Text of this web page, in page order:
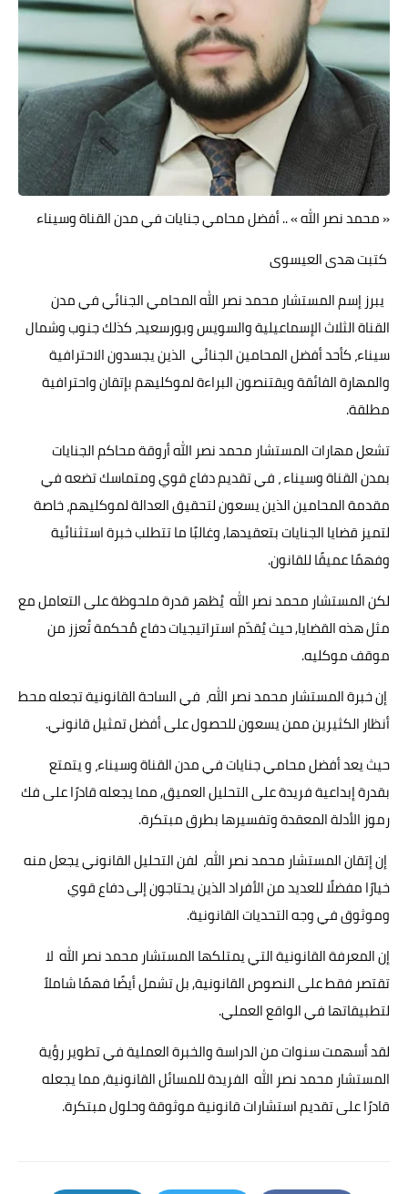
حوادث وقضايا
خدمات
الصحه والجمال
فن المطبخ
مقالات
« محمد نصر الله » .. أفضل محامي جنايات في مدن القناة وسيناء
كتبت هدى العيسوى
يبرز إسم المستشار محمد نصر الله المحامي الجنائي في مدن
القناة الثلاث الإسماعيلية والسويس وبورسعيد، كذلك جنوب وشمال
سيناء، كأحد أفضل المحامين الجنائي الذين يجسدون الاحترافية
والمهارة الفائقة ويقتنصون البراءة لموكليهم بإتقان واحترافية
مطلقة.
تشعل مهارات المستشار محمد نصر الله أروقة محاكم الجنايات
بمدن القناة وسيناء ، في تقديم دفاع قوي ومتماسك تضعه في
مقدمة المحامين الذين يسعون لتحقيق العدالة لموكليهم، خاصة
لتميز قضايا الجنايات بتعقيدها, وغالبًا ما تتطلب خبرة استثنائية
وفهمًا عميقًا للقانون.
لكن المستشار محمد نصر الله يُظهر قدرة ملحوظة على التعامل مع
مثل هذه القضايا, حيث يُقدّم استراتيجيات دفاع مُحكمة تُعزز من
موقف موكليه.
إن خبرة المستشار محمد نصر الله، في الساحة القانونية تجعله محط
أنظار الكثيرين ممن يسعون للحصول على أفضل تمثيل قانوني.
حيث يعد أفضل محامي جنايات في مدن القناة وسيناء، و يتمتع
بقدرة إبداعية فريدة على التحليل العميق, مما يجعله قادرًا على فك
رموز الأدلة المعقدة وتفسيرها بطرق مبتكرة.
إن إتقان المستشار محمد نصر الله، لفن التحليل القانوني يجعل منه
خيارًا مفضلًا للعديد من الأفراد الذين يحتاجون إلى دفاع قوي
وموثوق في وجه التحديات القانونية.
إن المعرفة القانونية التي يمتلكها المستشار محمد نصر الله لا
تقتصر فقط على النصوص القانونية, بل تشمل أيضًا فهمًا شاملاً
لتطبيقاتها في الواقع العملي.
لقد أسهمت سنوات من الدراسة والخبرة العملية في تطوير رؤية
المستشار محمد نصر الله الفريدة للمسائل القانونية, مما يجعله
قادرًا على تقديم استشارات قانونية موثوقة وحلول مبتكرة.